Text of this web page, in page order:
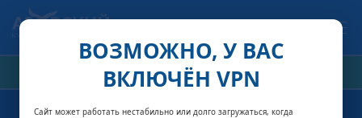
ВОЗМОЖНО, У ВАС
ВКЛЮЧЁН VPN
Сайт может работать нестабильно или долго загружаться, когда
РАСЧЁТ СТОИМОСТИ